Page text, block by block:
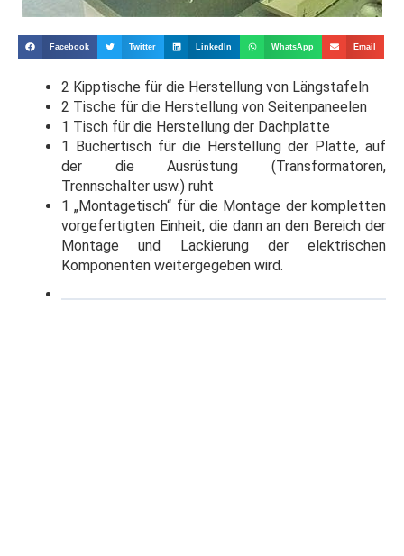
Facebook Twitter LinkedIn WhatsApp Email
2 Kipptische für die Herstellung von Längstafeln
2 Tische für die Herstellung von Seitenpaneelen
1 Tisch für die Herstellung der Dachplatte
1 Büchertisch für die Herstellung der Platte, auf
der die Ausrüstung (Transformatoren,
Trennschalter usw.) ruht
1 „Montagetisch“ für die Montage der kompletten
vorgefertigten Einheit, die dann an den Bereich der
Montage und Lackierung der elektrischen
Komponenten weitergegeben wird.